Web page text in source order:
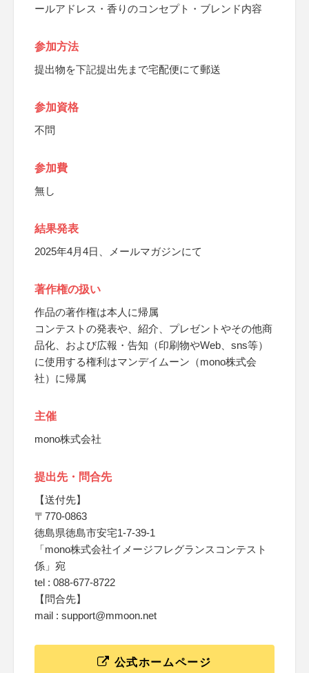
ールアドレス・香りのコンセプト・ブレンド内容
参加方法
提出物を下記提出先まで宅配便にて郵送
参加資格
不問
参加費
無し
結果発表
2025年4月4日、メールマガジンにて
著作権の扱い
作品の著作権は本人に帰属
コンテストの発表や、紹介、プレゼントやその他商
品化、および広報・告知（印刷物やWeb、sns等）
に使用する権利はマンデイムーン（mono株式会
社）に帰属
主催
mono株式会社
提出先・問合先
【送付先】
〒770-0863
徳島県徳島市安宅1-7-39-1
「mono株式会社イメージフレグランスコンテスト
係」宛
tel : 088-677-8722
【問合先】
mail : support@mmoon.net
公式ホームページ